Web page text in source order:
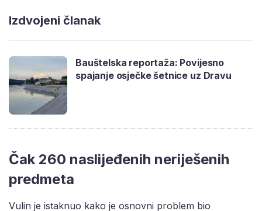
Izdvojeni članak
Bauštelska reportaža: Povijesno
spajanje osječke šetnice uz Dravu
Čak 260 naslijeđenih neriješenih
predmeta
Vulin je istaknuo kako je osnovni problem bio